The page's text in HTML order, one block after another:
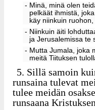
- Minä, minä olen
pelkäät ihmistä,
käy niinkuin
- Niinkuin äiti
ja Jerusalemissa te
- Mutta Jumala, joka
meitä Tiituksen
5. Sillä samoin
runsaina tulevat
tulee meidän
runsaana